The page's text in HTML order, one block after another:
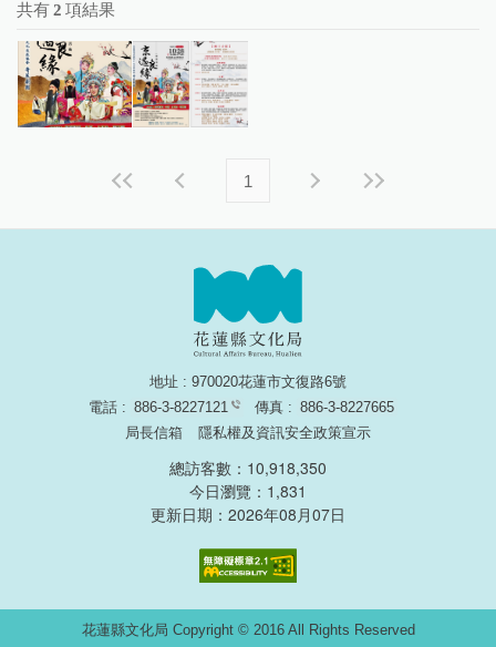
共有 2 項結果
1
地址 : 970020花蓮市文復路6號
電話 : 886-3-8227121 傳真 : 886-3-8227665
局長信箱
隱私權及資訊安全政策宣示
總訪客數：10,918,350
今日瀏覽：1,831
更新日期：2026年08月07日
花蓮縣文化局 Copyright © 2016 All Rights Reserved